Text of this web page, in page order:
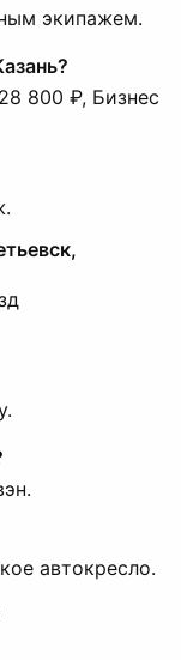
экипажем.
800 ₽, Бизнес
автокресло.